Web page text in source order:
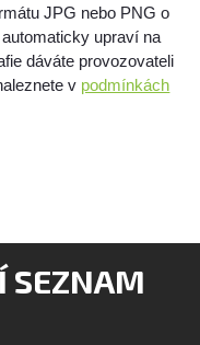
JPG nebo PNG o
upraví na
dáváte provozovateli
v podmínkách
SEZNAM